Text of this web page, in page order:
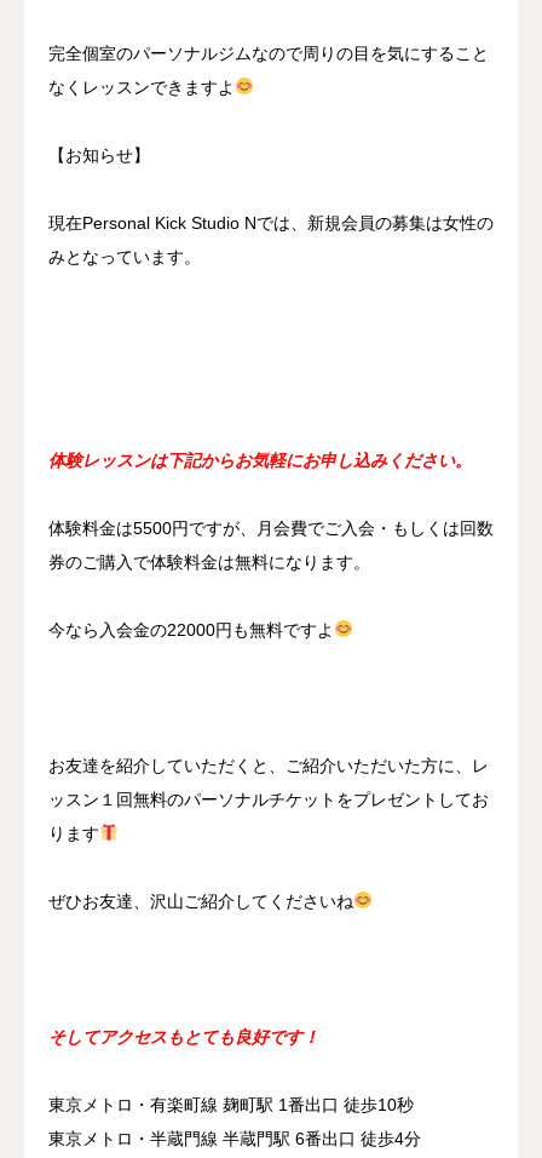
完全個室のパーソナルジムなので周りの目を気にすること
なくレッスンできますよ
【お知らせ】
現在Personal Kick Studio Nでは、新規会員の募集は女性の
みとなっています。
体験レッスンは下記からお気軽にお申し込みください。
体験料金は5500円ですが、月会費でご入会・もしくは回数
券のご購入で体験料金は無料になります。
今なら入会金の22000円も無料ですよ
お友達を紹介していただくと、ご紹介いただいた方に、レ
ッスン１回無料のパーソナルチケットをプレゼントしてお
ります
ぜひお友達、沢山ご紹介してくださいね
そしてアクセスもとても良好です！
東京メトロ・有楽町線 麹町駅 1番出口 徒歩10秒
東京メトロ・半蔵門線 半蔵門駅 6番出口 徒歩4分